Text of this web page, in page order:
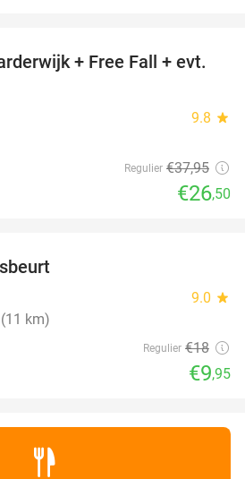
30%
+ Free Fall + evt.
9.8 star
Regulier €37,95
€26,50
9.0 star
km)
Regulier €18
€9,95